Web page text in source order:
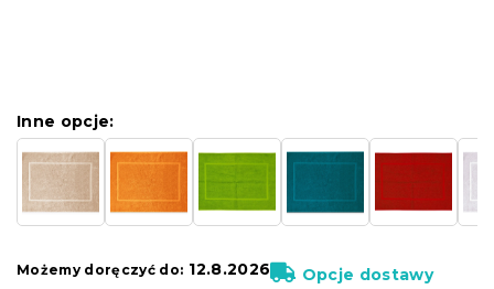
Inne opcje:
Możemy doręczyć do: 12.8.2026 Opcje dostawy